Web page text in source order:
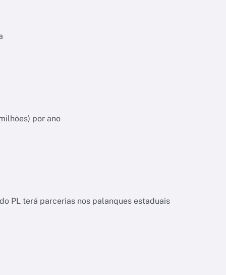
por ano
PL terá parcerias nos palanques estaduais